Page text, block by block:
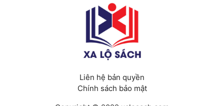
Liên hệ bản quyền
Chính sách bảo mật